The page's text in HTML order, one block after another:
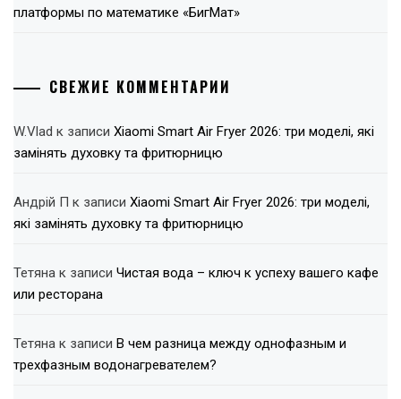
платформы по математике «БигМат»
СВЕЖИЕ КОММЕНТАРИИ
W.Vlad к записи Xiaomi Smart Air Fryer 2026: три моделі, які
замінять духовку та фритюрницю
Андрій П к записи Xiaomi Smart Air Fryer 2026: три моделі,
які замінять духовку та фритюрницю
Тетяна к записи Чистая вода – ключ к успеху вашего кафе
или ресторана
Тетяна к записи В чем разница между однофазным и
трехфазным водонагревателем?